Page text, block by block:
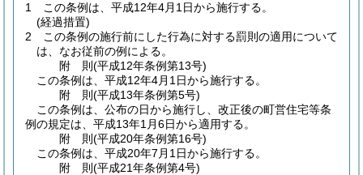
1
この条例は、平成12年4月1日から施行する。
(経過措置)
2
この条例の施行前にした行為に対する罰則の適用について
は、なお従前の例による。
附 則(平成12年条例第13号)
この条例は、平成12年4月1日から施行する。
附 則(平成13年条例第5号)
この条例は、公布の日から施行し、改正後の町営住宅等条
例の規定は、平成13年1月6日から適用する。
附 則(平成20年条例第16号)
この条例は、平成20年7月1日から施行する。
附 則(平成21年条例第4号)